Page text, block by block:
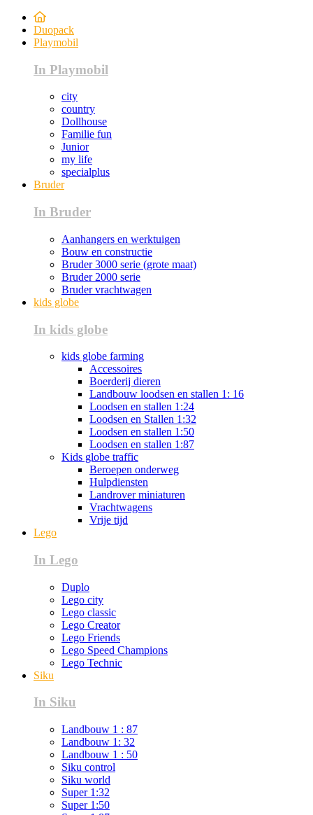
Duopack
Playmobil
In Playmobil
city
country
Dollhouse
Familie fun
Junior
my life
specialplus
Bruder
In Bruder
Aanhangers en werktuigen
Bouw en constructie
Bruder 3000 serie (grote maat)
Bruder 2000 serie
Bruder vrachtwagen
kids globe
In kids globe
kids globe farming
Accessoires
Boerderij dieren
Landbouw loodsen en stallen 1: 16
Loodsen en stallen 1:24
Loodsen en Stallen 1:32
Loodsen en stallen 1:50
Loodsen en stallen 1:87
Kids globe traffic
Beroepen onderweg
Hulpdiensten
Landrover miniaturen
Vrachtwagens
Vrije tijd
Lego
In Lego
Duplo
Lego city
Lego classic
Lego Creator
Lego Friends
Lego Speed Champions
Lego Technic
Siku
In Siku
Landbouw 1 : 87
Landbouw 1: 32
Landbouw 1 : 50
Siku control
Siku world
Super 1:32
Super 1:50